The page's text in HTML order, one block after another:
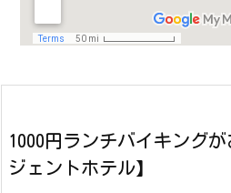
1000円ランチバイキング
ジェントホテル】